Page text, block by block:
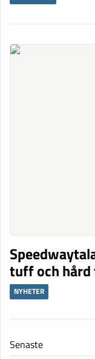
tuff och hård
NYHETER
Senaste